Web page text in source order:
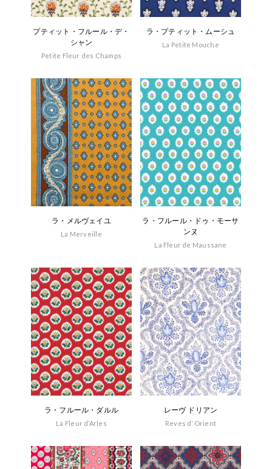
プティット・フルール・デ・
シャン
Petite Fleur des Champs
ラ・プティット・ムーシュ
La Petite Mouche
ラ・メルヴェイユ
La Merveille
ラ・フルール・ドゥ・モーサ
ンヌ
La Fleur de Maussane
ラ・フルール・ダルル
La Fleur d’Arles
レーヴ ドリアン
Reves d’ Orient